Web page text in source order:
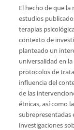
El hecho de que
estudios
terapias
contexto de
planteado un
universalidad en
protocolos de
influencia del
de las
étnicas, así como
subrepresentadas
investigaciones